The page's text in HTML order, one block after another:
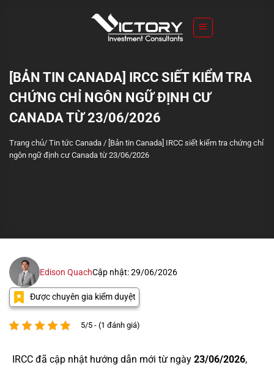
[BẢN TIN CANADA] IRCC SIẾT KIỂM TRA
CHỨNG CHỈ NGÔN NGỮ ĐỊNH CƯ
CANADA TỪ 23/06/2026
Trang chủ/ Tin tức Canada / [Bản tin Canada] IRCC siết kiểm tra chứng chỉ
ngôn ngữ định cư Canada từ 23/06/2026
Edison QuachCập nhật: 29/06/2026
Được chuyên gia kiểm duyệt
5/5 - (1 đánh giá)
IRCC đã cập nhật hướng dẫn mới từ ngày 23/06/2026,